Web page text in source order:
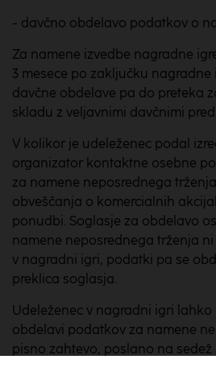
- davčno obdelavo podatkov o
Za namene izvedbe nagradne
3 mesece po zaključku nagradne
davčne obdelave pa do preteka
skladu z veljavnimi davčnimi
V kolikor je udeleženec podal
organizator kontaktne osebne
za namene neposrednega
obveščanja o komercialnih
ponudbi. Soglasje za obdelavo
namene neposrednega trženja
v nagradni igri, podatki pa se
preklica soglasja.
Udeleženec v nagradni igri
obdelavi podatkov za namene
pisno zahtevo, poslano na